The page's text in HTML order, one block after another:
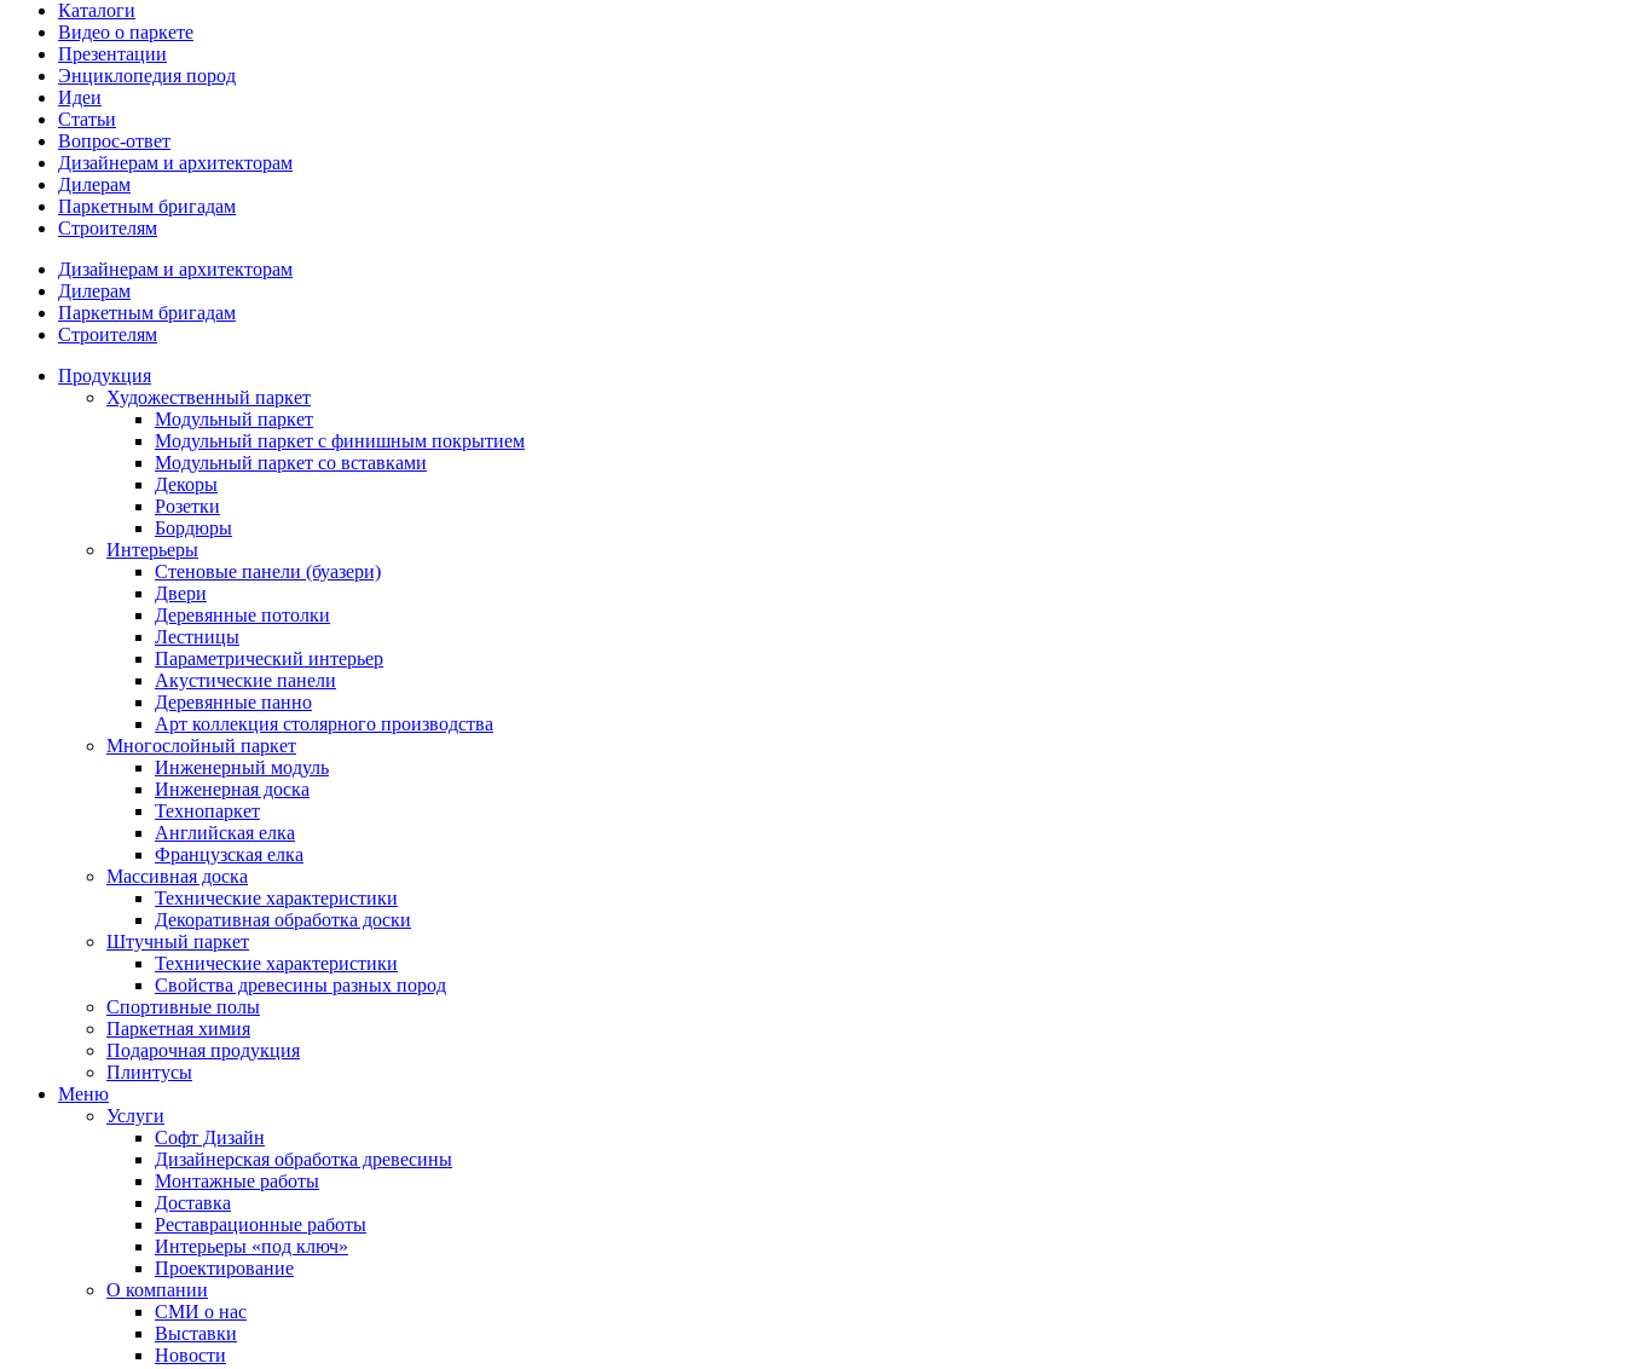
Каталоги
Видео о паркете
Презентации
Энциклопедия пород
Идеи
Статьи
Вопрос-ответ
Дизайнерам и архитекторам
Дилерам
Паркетным бригадам
Строителям
Дизайнерам и архитекторам
Дилерам
Паркетным бригадам
Строителям
Продукция
Художественный паркет
Модульный паркет
Модульный паркет с финишным покрытием
Модульный паркет со вставками
Декоры
Розетки
Бордюры
Интерьеры
Стеновые панели (буазери)
Двери
Деревянные потолки
Лестницы
Параметрический интерьер
Акустические панели
Деревянные панно
Арт коллекция столярного производства
Многослойный паркет
Инженерный модуль
Инженерная доска
Технопаркет
Английская елка
Французская елка
Массивная доска
Технические характеристики
Декоративная обработка доски
Штучный паркет
Технические характеристики
Свойства древесины разных пород
Спортивные полы
Паркетная химия
Подарочная продукция
Плинтусы
Меню
Услуги
Софт Дизайн
Дизайнерская обработка древесины
Монтажные работы
Доставка
Реставрационные работы
Интерьеры «под ключ»
Проектирование
О компании
СМИ о нас
Выставки
Новости